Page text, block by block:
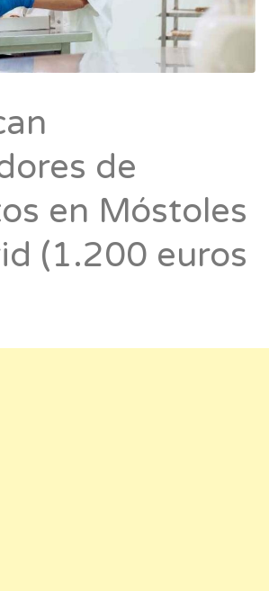
de
en Móstoles
(1.200 euros